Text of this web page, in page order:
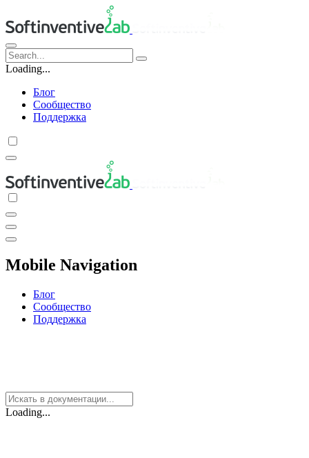
Loading...
Блог
Сообщество
Поддержка
Mobile Navigation
Блог
Сообщество
Поддержка
Loading...